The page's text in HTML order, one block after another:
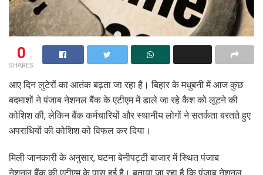
0
SHARES
आए दिन लुटेरों का आतंक बढ़ता जा रहा है। बिहार के मधुबनी में आज कुछ
बदमाशों ने पंजाब नेशनल बैंक के एटीएम में डाले जा रहे कैश को लूटने की
कोशिश की, लेकिन बैंक कर्मचारियों और स्थानीय लोगों ने सतर्कता बरतते हुए
अपराधियों की कोशिश को विफल कर दिया।
मिली जानकारी के अनुसार, घटना बेनीपट्टी बाजार में स्थित पंजाब